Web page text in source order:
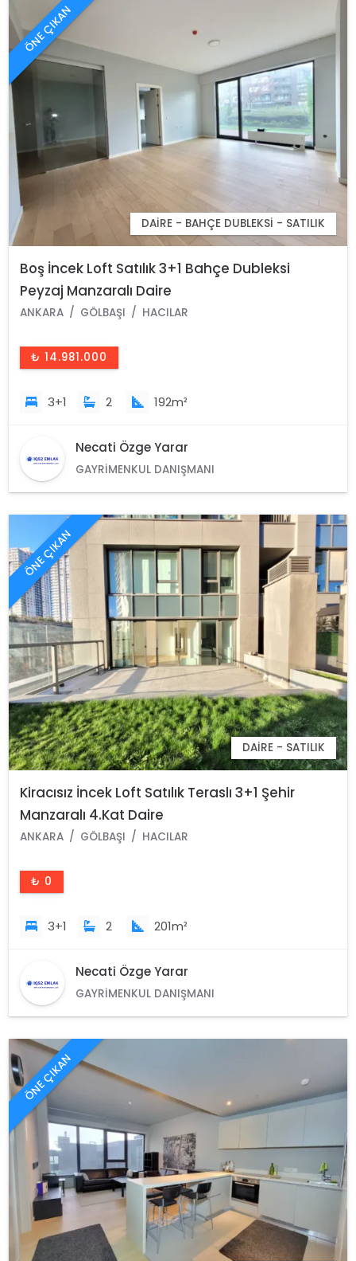
ÖNE ÇIKAN
DAIRE - BAHÇE DUBLEKSI - SATILIK
Boş İncek Loft Satılık 3+1 Bahçe Dubleksi
Peyzaj Manzaralı Daire
ANKARA GÖLBAŞI HACILAR
₺ 14.981.000
3+1 2 192m²
Necati Özge Yarar
GAYRIMENKUL DANIŞMANI
ÖNE ÇIKAN
DAIRE - SATILIK
Kiracısız İncek Loft Satılık Teraslı 3+1 Şehir
Manzaralı 4.Kat Daire
ANKARA GÖLBAŞI HACILAR
₺ 0
3+1 2 201m²
Necati Özge Yarar
GAYRIMENKUL DANIŞMANI
ÖNE ÇIKAN